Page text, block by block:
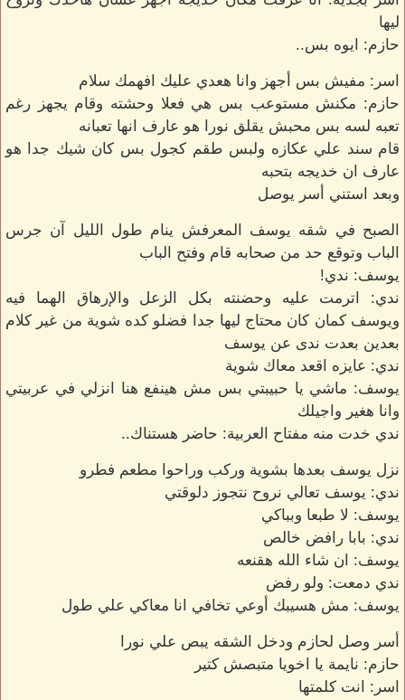
ليها
حازم: ايوه بس..
اسر: مفيش بس أجهز وانا هعدي عليك افهمك سلام
حازم: مكنش مستوعب بس هي فعلا وحشته وقام يجهز رغم
تعبه لسه بس محبش يقلق نورا هو عارف انها تعبانه
قام سند علي عكازه ولبس طقم كجول بس كان شيك جدا هو
عارف ان خديجه بتحبه
وبعد استني أسر يوصل
الصبح في شقه يوسف المعرفش ينام طول الليل آن جرس
الباب وتوقع حد من صحابه قام وفتح الباب
يوسف: ندي!
ندي: اترمت عليه وحضنته بكل الزعل والإرهاق الهما فيه
ويوسف كمان كان محتاج ليها جدا فضلو كده شوية من غير كلام
بعدين بعدت ندى عن يوسف
ندي: عايزه اقعد معاك شوية
يوسف: ماشي يا حبيبتي بس مش هينفع هنا انزلي في عربيتي
وانا هغير واجيلك
ندي خدت منه مفتاح العربية: حاضر هستناك..
نزل يوسف بعدها بشوية وركب وراحوا مطعم فطرو
ندي: يوسف تعالي نروح نتجوز دلوقتي
يوسف: لا طبعا وبباكي
ندي: بابا رافض خالص
يوسف: ان شاء الله هقنعه
ندي دمعت: ولو رفض
يوسف: مش هسيبك أوعي تخافي انا معاكي علي طول
أسر وصل لحازم ودخل الشقه يبص علي نورا
حازم: نايمة يا اخويا متبصش كتير
اسر: انت كلمتها